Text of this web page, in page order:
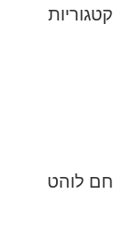
קטגוריות
חם לוהט